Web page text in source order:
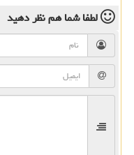
لطفا شما همنظر دهید